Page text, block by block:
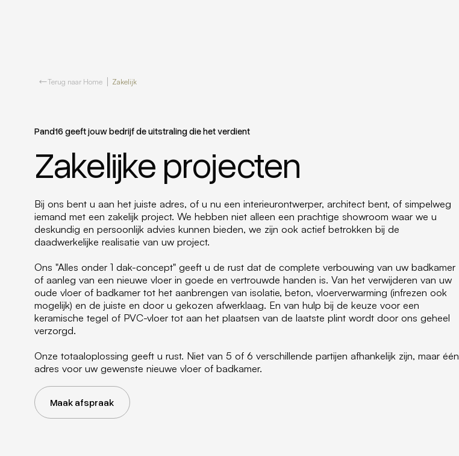
Terug naar Home Zakelijk
Pand16 geeft jouw bedrijf de uitstraling die het verdient
Zakelijke projecten
Bij ons bent u aan het juiste adres, of u nu een interieurontwerper, architect bent, of simpelweg
iemand met een zakelijk project. We hebben niet alleen een prachtige showroom waar we u
deskundig en persoonlijk advies kunnen bieden, we zijn ook actief betrokken bij de
daadwerkelijke realisatie van uw project.
Ons "Alles onder 1 dak-concept" geeft u de rust dat de complete verbouwing van uw badkamer
of aanleg van een nieuwe vloer in goede en vertrouwde handen is. Van het verwijderen van uw
oude vloer of badkamer tot het aanbrengen van isolatie, beton, vloerverwarming (infrezen ook
mogelijk) en de juiste en door u gekozen afwerklaag. En van hulp bij de keuze voor een
keramische tegel of PVC-vloer tot aan het plaatsen van de laatste plint wordt door ons geheel
verzorgd.
Onze totaaloplossing geeft u rust. Niet van 5 of 6 verschillende partijen afhankelijk zijn, maar één
adres voor uw gewenste nieuwe vloer of badkamer.
Maak afspraak